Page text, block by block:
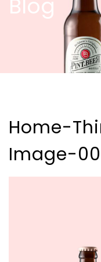
Blog
Home-
Image-